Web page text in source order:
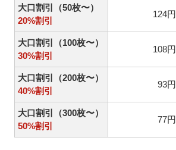
大口割引（50枚〜）
20%割引
124円
大口割引（100枚〜）
30%割引
108円
大口割引（200枚〜）
40%割引
93円
大口割引（300枚〜）
50%割引
77円